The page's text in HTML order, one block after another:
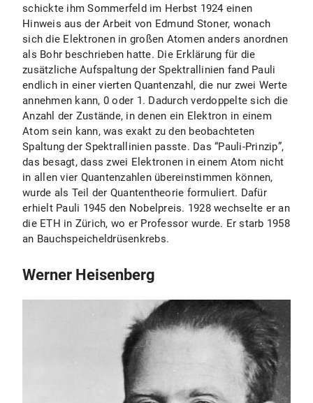
schickte ihm Sommerfeld im Herbst 1924 einen
Hinweis aus der Arbeit von Edmund Stoner, wonach
sich die Elektronen in großen Atomen anders anordnen
als Bohr beschrieben hatte. Die Erklärung für die
zusätzliche Aufspaltung der Spektrallinien fand Pauli
endlich in einer vierten Quantenzahl, die nur zwei Werte
annehmen kann, 0 oder 1. Dadurch verdoppelte sich die
Anzahl der Zustände, in denen ein Elektron in einem
Atom sein kann, was exakt zu den beobachteten
Spaltung der Spektrallinien passte. Das “Pauli-Prinzip”,
das besagt, dass zwei Elektronen in einem Atom nicht
in allen vier Quantenzahlen übereinstimmen können,
wurde als Teil der Quantentheorie formuliert. Dafür
erhielt Pauli 1945 den Nobelpreis. 1928 wechselte er an
die ETH in Zürich, wo er Professor wurde. Er starb 1958
an Bauchspeicheldrüsenkrebs.
Werner Heisenberg